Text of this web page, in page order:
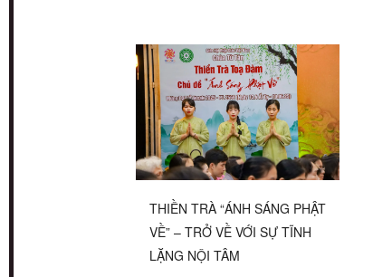
THIỀN TRÀ “ÁNH SÁNG PHẬT
VỀ” – TRỞ VỀ VỚI SỰ TĨNH
LẶNG NỘI TÂM